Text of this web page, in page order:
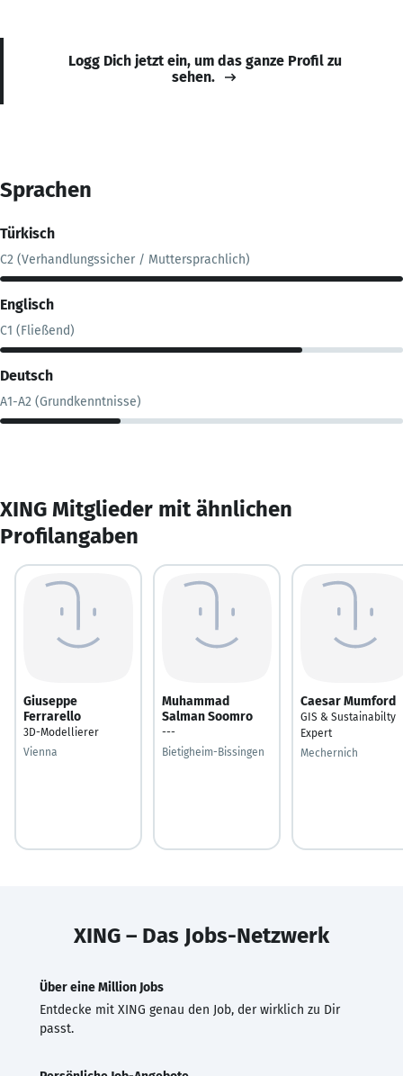
Logg Dich jetzt ein, um das ganze Profil zu
sehen.
Sprachen
Türkisch
C2 (Verhandlungssicher / Muttersprachlich)
Englisch
C1 (Fließend)
Deutsch
A1-A2 (Grundkenntnisse)
XING Mitglieder mit ähnlichen
Profilangaben
Giuseppe
Ferrarello
3D-Modellierer
Vienna
Muhammad
Salman Soomro
---
Bietigheim-Bissingen
Caesar Mumford
GIS & Sustainabilty
Expert
Mechernich
XING – Das Jobs-Netzwerk
Über eine Million Jobs
Entdecke mit XING genau den Job, der wirklich zu Dir
passt.